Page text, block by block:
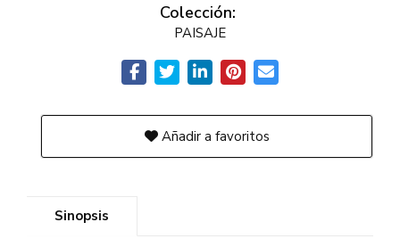
Colección:
PAISAJE
Añadir a favoritos
Sinopsis